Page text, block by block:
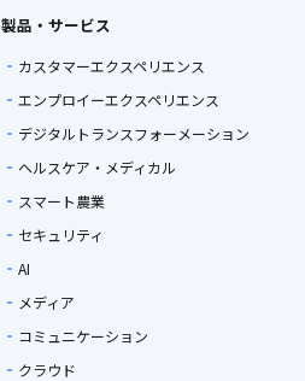
製品・サービス
カスタマーエクスペリエンス
エンプロイーエクスペリエンス
デジタルトランスフォーメーション
ヘルスケア・メディカル
スマート農業
セキュリティ
AI
メディア
コミュニケーション
クラウド